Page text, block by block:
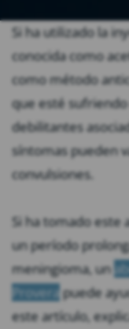
Si ha utilizado la
conocida como
como método
que esté
debilitantes
síntomas pueden
convulsiones.
Si ha tomado este
un período
meningioma, un
Provera puede
este artículo,